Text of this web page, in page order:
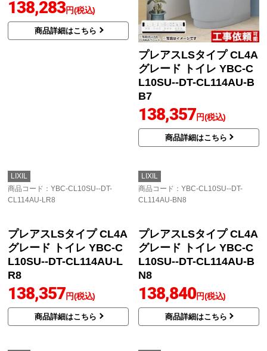
プレアスLSタイプ CL4A
グレード トイレ YBC-C
L10SU--DT-CL114AU-B
B7
138,357円(税込)
商品詳細はこちら
LIXIL
商品コード ：YBC-CL10SU--DT-
CL114AU-LR8
LIXIL
商品コード ：YBC-CL10SU--DT-
CL114AU-BN8